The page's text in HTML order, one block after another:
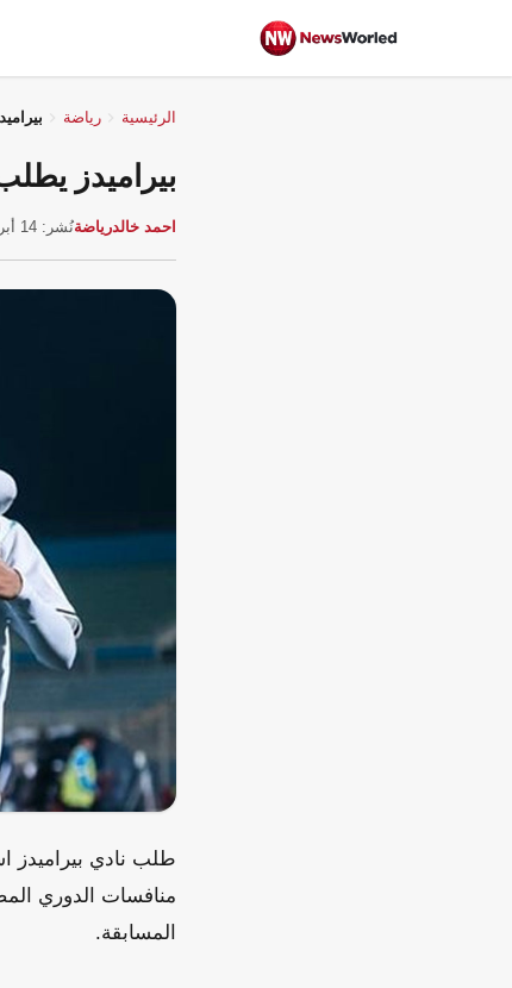
الرئيسية رياضة
بيراميدز
احمد خالدرياضةنُشر: 14 أبريل 2026
منافسات الدوري
المسابقة.